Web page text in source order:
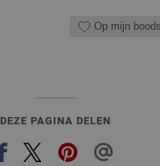
Op mijn
DEZE PAGINA DELEN